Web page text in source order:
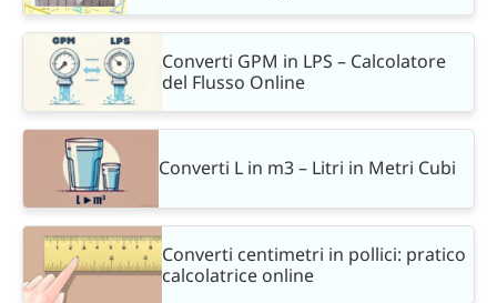
Converti GPM in LPS – Calcolatore
del Flusso Online
Converti L in m3 – Litri in Metri Cubi
Converti centimetri in pollici: pratico
calcolatrice online